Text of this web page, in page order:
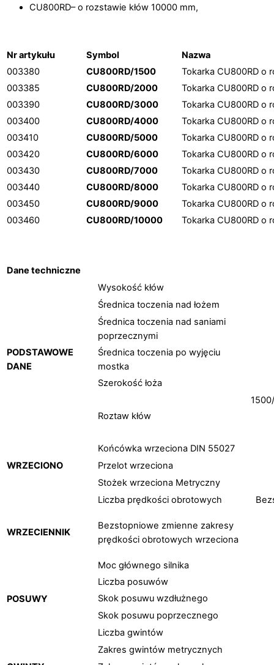
CU800RD– o rozstawie kłów 10000 mm,
Nr artykułu Symbol
Nazwa
003380
CU800RD/1500
Tokarka CU800RD o
003385
CU800RD/2000
Tokarka CU800RD o
003390
CU800RD/3000
Tokarka CU800RD o
003400
CU800RD/4000
Tokarka CU800RD o
003410
CU800RD/5000
Tokarka CU800RD o
003420
CU800RD/6000
Tokarka CU800RD o
003430
CU800RD/7000
Tokarka CU800RD o
003440
CU800RD/8000
Tokarka CU800RD o
003450
CU800RD/9000
Tokarka CU800RD o
003460
CU800RD/10000 Tokarka CU800RD o
Dane techniczne
PODSTAWOWE
DANE
Wysokość kłów
Średnica toczenia nad łożem
Średnica toczenia nad saniami
poprzecznymi
Średnica toczenia po wyjęciu
mostka
Szerokość łoża
Roztaw kłów
WRZECIONO
Końcówka wrzeciona DIN 55027
Przelot wrzeciona
Stożek wrzeciona Metryczny
WRZECIENNIK
Liczba prędkości obrotowych
Bezstopniowe zmienne zakresy
prędkości obrotowych wrzeciona
Moc głównego silnika
POSUWY
Liczba posuwów
Skok posuwu wzdłużnego
Skok posuwu poprzecznego
Liczba gwintów
Zakres gwintów metrycznych